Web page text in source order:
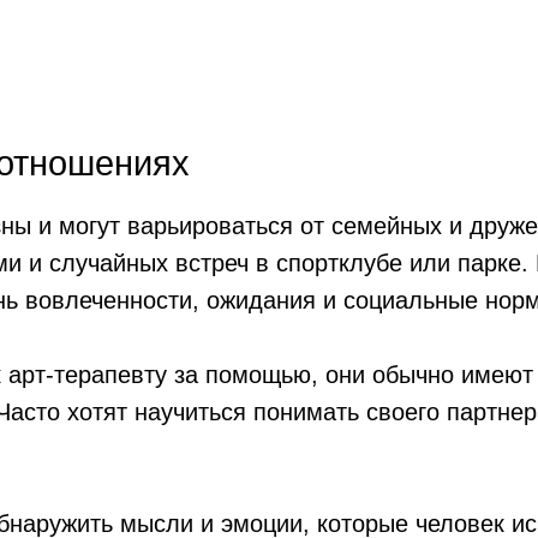
и могут варьироваться от семейных и
и случайных встреч в спортклубе или
вовлеченности, ожидания и социальные
терапевту за помощью, они обычно
хотят научиться понимать своего
мысли и эмоции, которые человек